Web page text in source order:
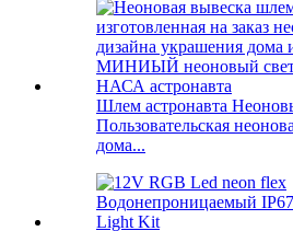
Шлем астронавта
Пользовательская
дома...